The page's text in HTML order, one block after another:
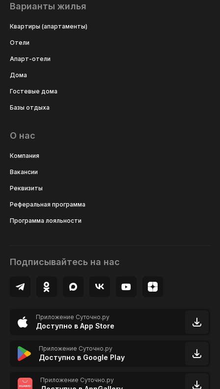
Варианты жилья
Квартиры (апартаменты)
Отели
Апарт-отели
Дома
Гостевые дома
Базы отдыха
О нас
Компания
Вакансии
Реквизиты
Реферальная программа
Программа лояльности
Подписывайтесь на нас
Приложение Суточно.ру
Доступно в App Store
Приложение Суточно.ру
Доступно в Google Play
Приложение Суточно.ру